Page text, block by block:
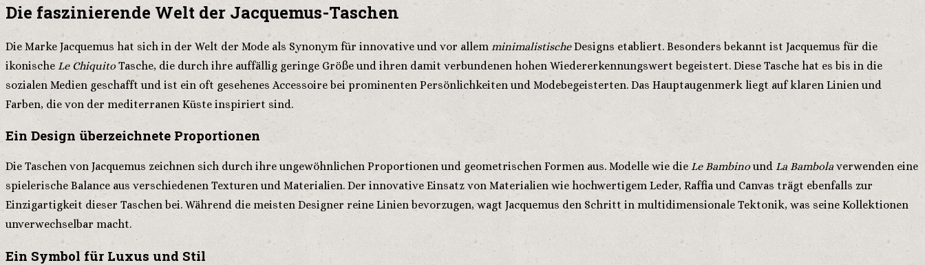
Die faszinierende Welt der Jacquemus-Taschen
Die Marke Jacquemus hat sich in der Welt der Mode als Synonym für innovative und vor allem minimalistischeDesigns etabliert. Besonders bekannt ist Jacquemus für die
ikonische Le ChiquitoTasche, die durch ihre auffällig geringe Größe und ihren damit verbundenen hohen Wiedererkennungswert begeistert. Diese Tasche hat es bis in die
sozialen Medien geschafft und ist ein oft gesehenes Accessoire bei prominenten Persönlichkeiten und Modebegeisterten. Das Hauptaugenmerk liegt auf klaren Linien und
Farben, die von der mediterranen Küste inspiriert sind.
Ein Design überzeichnete Proportionen
Die Taschen von Jacquemus zeichnen sich durch ihre ungewöhnlichen Proportionen und geometrischen Formen aus. Modelle wie dieLe Bambinound La Bambola verwenden eine
spielerische Balance aus verschiedenen Texturen und Materialien. Der innovative Einsatz von Materialien wie hochwertigem Leder, Raffia und Canvas trägt ebenfalls zur
Einzigartigkeit dieser Taschen bei. Während die meisten Designer reine Linien bevorzugen, wagt Jacquemus den Schritt in multidimensionale Tektonik, was seine Kollektionen
unverwechselbar macht.
Ein Symbol für Luxus und Stil